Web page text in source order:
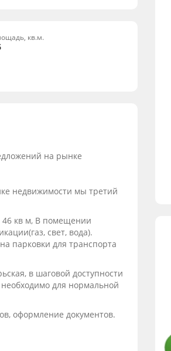
кв.м.
на рынке
недвижимости мы третий
кв м, В помещении
свет, вода).
парковки для транспорта
в шаговой доступности
необходимо для нормальной
оформление документов.